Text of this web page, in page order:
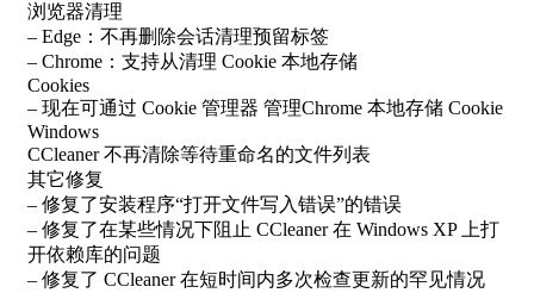
浏览器清理
– Edge：不再删除会话清理预留标签
– Chrome：支持从清理 Cookie 本地存储
Cookies
– 现在可通过 Cookie 管理器 管理Chrome 本地存储 Cookie
Windows
CCleaner不再清除等待重命名的文件列表
其它修复
– 修复了安装程序“打开文件写入错误”的错误
– 修复了在某些情况下阻止 CCleaner在 Windows XP 上打
开依赖库的问题
– 修复了 CCleaner在短时间内多次检查更新的罕见情况